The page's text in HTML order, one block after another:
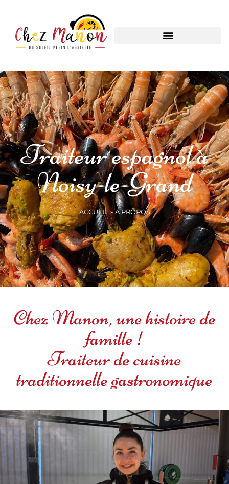
Traiteur espagnol à
Noisy-le-Grand
ACCUEIL»A PROPOS
Chez Manon, une histoire de
famille !
Traiteur de cuisine
traditionnelle gastronomique